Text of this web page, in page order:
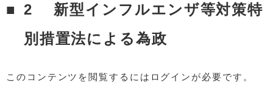
2 新型インフルエンザ等対策特
別措置法による為政
このコンテンツを閲覧するにはログインが必要です。